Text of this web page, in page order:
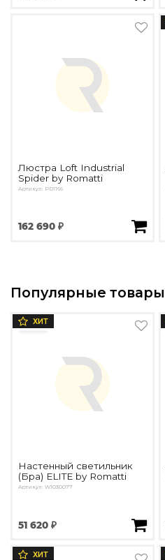
Люстра Loft Industrial
Spider by Romatti
Артикул: PD1166
162 690 ₽
Популярные товары
ХИТ
Настенный светильник
(Бра) ELITE by Romatti
Артикул: W1030077
51 620 ₽
ХИТ